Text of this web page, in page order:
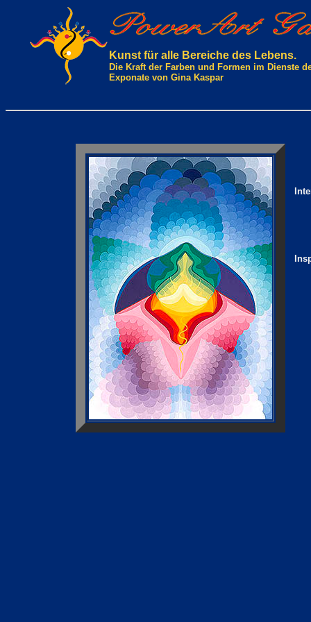
Kunst für alle Bereiche des Lebens.
Die Kraft der Farben und Formen im Dienste
Exponate von Gina Kaspar